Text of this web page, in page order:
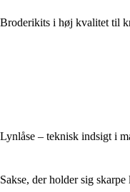
Broderikits i høj kvalitet til
Lynlåse – teknisk indsigt i
Sakse, der holder sig